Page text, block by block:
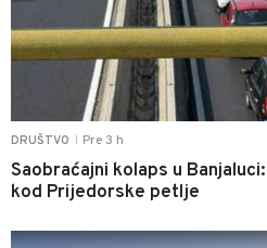
DRUŠTVO Pre 3 h
Saobraćajni kolaps u
kod Prijedorske petlje